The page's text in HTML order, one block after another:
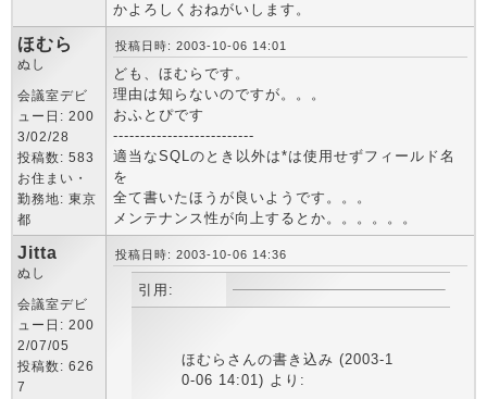
かよろしくおねがいします。
ほむら
ぬし
会議室デビ
ュー日: 200
3/02/28
投稿数: 583
お住まい・
勤務地: 東京
都
投稿日時: 2003-10-06 14:01
ども、ほむらです。
理由は知らないのですが。。。
おふとぴです
--------------------------
適当なSQLのとき以外は*は使用せずフィールド名
を
全て書いたほうが良いようです。。。
メンテナンス性が向上するとか。。。。。。
Jitta
ぬし
会議室デビ
ュー日: 200
2/07/05
投稿数: 626
7
投稿日時: 2003-10-06 14:36
引用:
ほむらさんの書き込み (2003-1
0-06 14:01) より: